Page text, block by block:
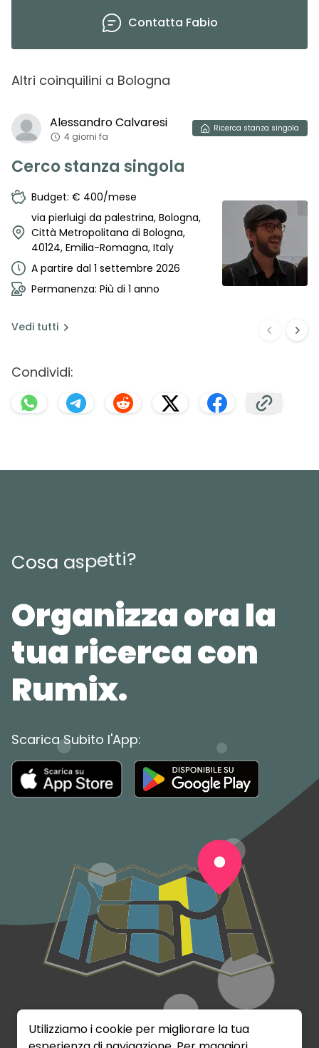
Contatta Fabio
Altri coinquilini a Bologna
AlessandroCalvaresi
4 giorni fa
Ricerca stanza singola
Cerco stanza singola
Budget: € 400/mese
via pierluigi da palestrina, Bologna,
Città Metropolitana di Bologna,
40124, Emilia-Romagna, Italy
A partire dal 1 settembre 2026
Permanenza: Più di 1 anno
Vedi tutti
Condividi:
Cosa aspetti?
Organizza ora la
tua ricerca con
Rumix.
Scarica Subito l'App:
Utilizziamo i cookie per migliorare la tua